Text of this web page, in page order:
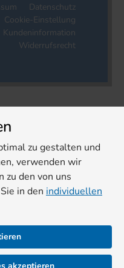
Datenschutz
Cookie-Einstellung
Kundeninformation
Widerrufsrecht
zu gestalten und
verwenden wir
zu den von uns
in den individuellen